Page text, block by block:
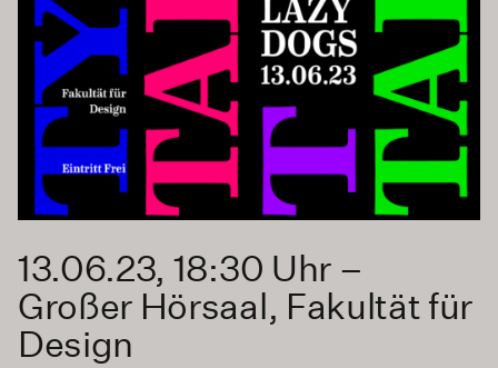
13.06.23, 18:30 Uhr –
Großer Hörsaal, Fakultät für
Design